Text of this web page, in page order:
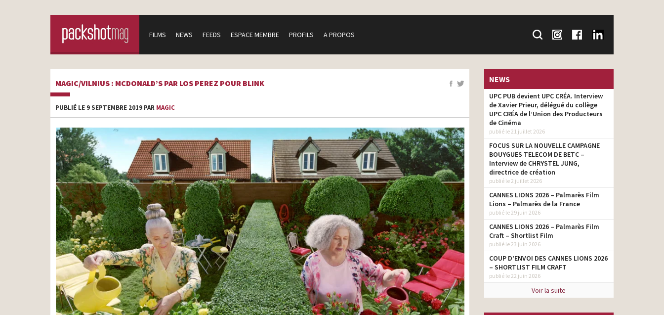
FILMS NEWS FEEDS ESPACE MEMBRE PROFILS A PROPOS
MAGIC/VILNIUS : MCDONALD’S PAR LOS PEREZ POUR BLINK
PUBLIÉ LE 9 SEPTEMBRE 2019 PAR MAGIC
NEWS
UPC PUB devient UPC CRÉA. Interview
de Xavier Prieur, délégué du collège
UPC CRÉA de l’Union des Producteurs
de Cinéma
publié le 21 juillet 2026
FOCUS SUR LA NOUVELLE CAMPAGNE
BOUYGUES TELECOM DE BETC –
Interview de CHRYSTEL JUNG,
directrice de création
publié le 2 juillet 2026
CANNES LIONS 2026 – Palmarès Film
Lions – Palmarès de la France
publié le 29 juin 2026
CANNES LIONS 2026 – Palmarès Film
Craft – Shortlist Film
publié le 23 juin 2026
COUP D’ENVOI DES CANNES LIONS 2026
– SHORTLIST FILM CRAFT
publié le 22 juin 2026
Voir la suite